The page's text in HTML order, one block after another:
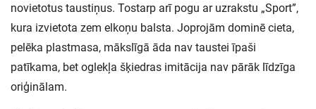
novietotus taustiņus. Tostarp arī pogu ar uzrakstu „Sport”,
kura izvietota zem elkoņu balsta. Joprojām dominē cieta,
pelēka plastmasa, mākslīgā āda nav taustei īpaši
patīkama, bet oglekļa šķiedras imitācija nav pārāk līdzīga
oriģinālam.